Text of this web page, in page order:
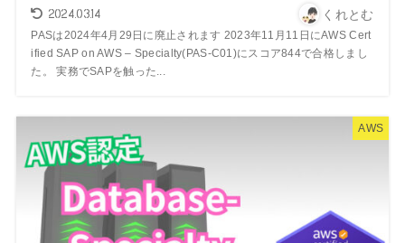
2024.03.14 くれとむ
PASは2024年4月29日に廃止されます 2023年11月11日にAWS Cert
ified SAP on AWS – Specialty(PAS-C01)にスコア844で合格しまし
た。 実務でSAPを触った...
AWS